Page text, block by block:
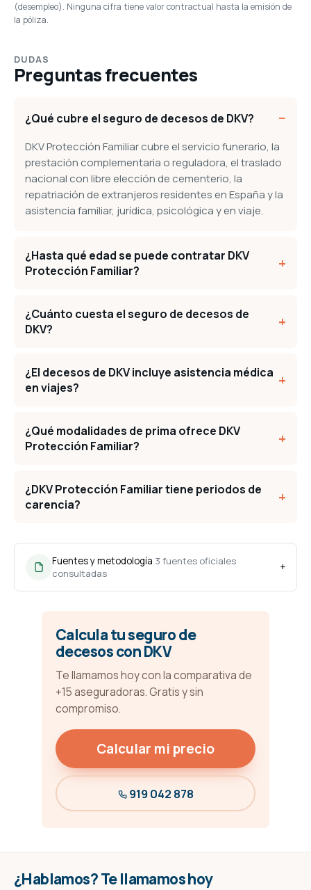
(desempleo). Ninguna cifra tiene valor contractual hasta la emisión de
la póliza.
DUDAS
Preguntas frecuentes
¿Qué cubre el seguro de decesos de DKV? −
DKV Protección Familiar cubre el servicio funerario, la
prestación complementaria o reguladora, el traslado
nacional con libre elección de cementerio, la
repatriación de extranjeros residentes en España y la
asistencia familiar, jurídica, psicológica y en viaje.
¿Hasta qué edad se puede contratar DKV
Protección Familiar?
+
¿Cuánto cuesta el seguro de decesos de
DKV?
+
¿El decesos de DKV incluye asistencia médica
en viajes?
+
¿Qué modalidades de prima ofrece DKV
Protección Familiar?
+
¿DKV Protección Familiar tiene periodos de
carencia?
+
Fuentes y metodología 3 fuentes oficiales
consultadas
+
Calcula tu seguro de
decesos con DKV
Te llamamos hoy con la comparativa de
+15 aseguradoras. Gratis y sin
compromiso.
Calcular mi precio
919 042 878
¿Hablamos? Te llamamos hoy